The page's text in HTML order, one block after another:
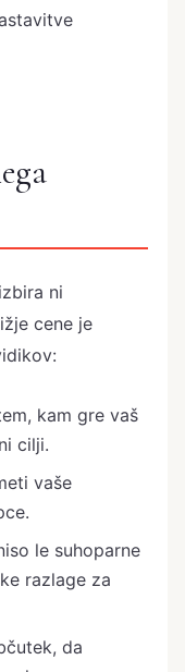
ni
cene je
kam gre vaš
cilji.
vaše
le suhoparne
razlage za
da